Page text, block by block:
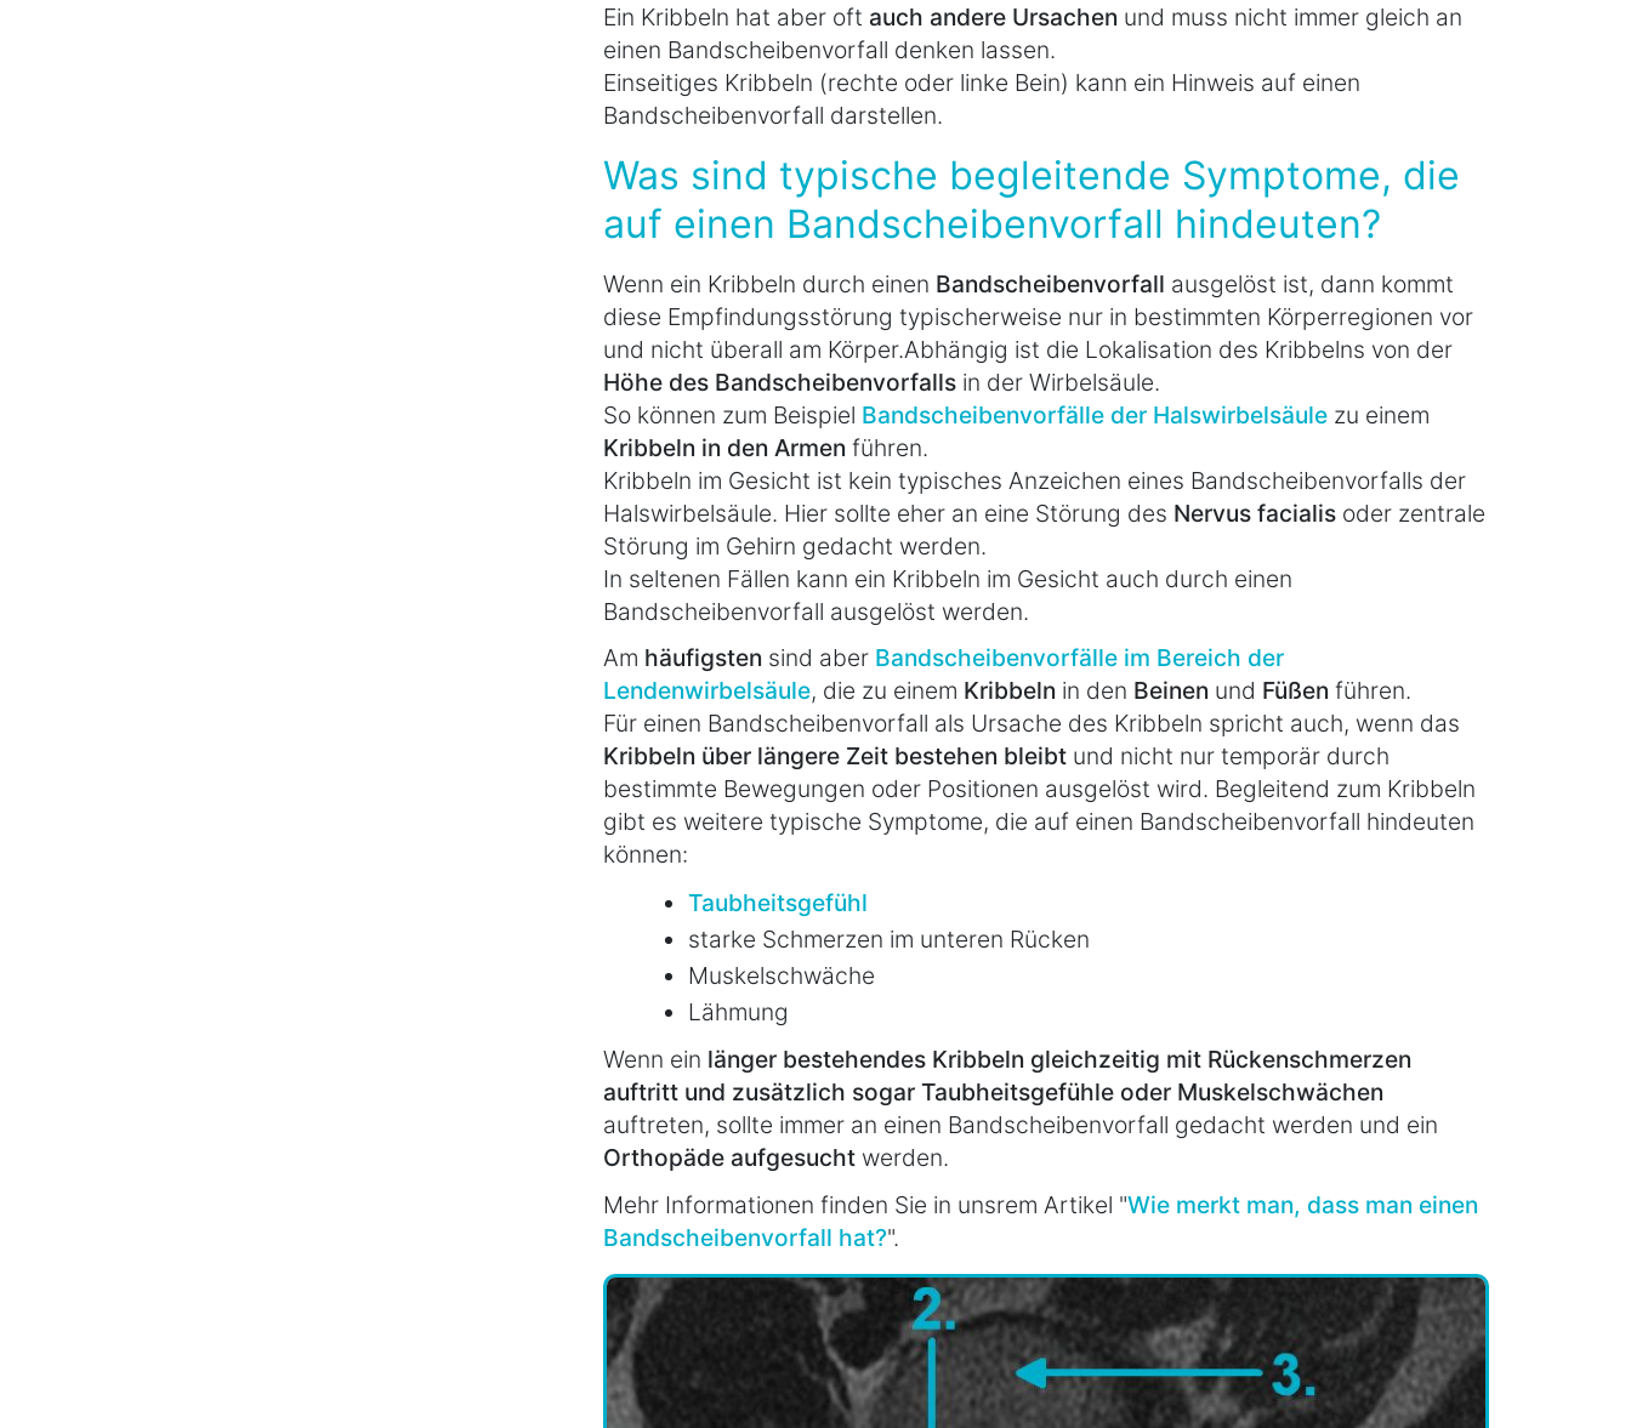
Ein Kribbeln hat aber oft auch andere Ursachen und muss nicht immer gleich an
einen Bandscheibenvorfall denken lassen.
Einseitiges Kribbeln (rechte oder linke Bein) kann ein Hinweis auf einen
Bandscheibenvorfall darstellen.
Was sind typische begleitende Symptome, die
auf einen Bandscheibenvorfall hindeuten?
Wenn ein Kribbeln durch einen Bandscheibenvorfall ausgelöst ist, dann kommt
diese Empfindungsstörung typischerweise nur in bestimmten Körperregionen vor
und nicht überall am Körper.Abhängig ist die Lokalisation des Kribbelns von der
Höhe des Bandscheibenvorfalls in der Wirbelsäule.
So können zum Beispiel Bandscheibenvorfälle der Halswirbelsäule zu einem
Kribbeln in den Armen führen.
Kribbeln im Gesicht ist kein typisches Anzeichen eines Bandscheibenvorfalls der
Halswirbelsäule. Hier sollte eher an eine Störung des Nervus facialis oder zentrale
Störung im Gehirn gedacht werden.
In seltenen Fällen kann ein Kribbeln im Gesicht auch durch einen
Bandscheibenvorfall ausgelöst werden.
Am häufigsten sind aber Bandscheibenvorfälle im Bereich der
Lendenwirbelsäule, die zu einem Kribbeln in den Beinen und Füßen führen.
Für einen Bandscheibenvorfall als Ursache des Kribbeln spricht auch, wenn das
Kribbeln über längere Zeit bestehen bleibt und nicht nur temporär durch
bestimmte Bewegungen oder Positionen ausgelöst wird. Begleitend zum Kribbeln
gibt es weitere typische Symptome, die auf einen Bandscheibenvorfall hindeuten
können:
Taubheitsgefühl
starke Schmerzen im unteren Rücken
Muskelschwäche
Lähmung
Wenn ein länger bestehendes Kribbeln gleichzeitig mit Rückenschmerzen
auftritt und zusätzlich sogar Taubheitsgefühle oder Muskelschwächen
auftreten, sollte immer an einen Bandscheibenvorfall gedacht werden und ein
Orthopäde aufgesucht werden.
Mehr Informationen finden Sie in unsrem Artikel "Wie merkt man, dass man einen
Bandscheibenvorfall hat?".